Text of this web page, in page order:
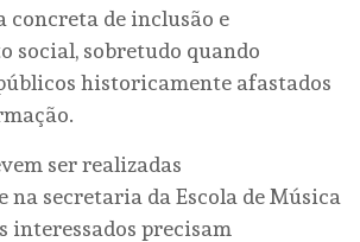
concreta de inclusão e
social, sobretudo quando
historicamente afastados
ser realizadas
na secretaria da Escola de Música
interessados precisam